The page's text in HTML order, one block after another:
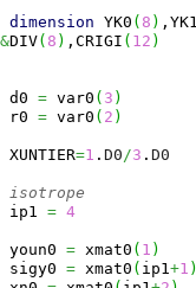
dimension YK0 ( 8 ) ,YK1
&DIV( 8 ) ,CRIGI ( 12 )
d0
= var0 ( 3 )
r0
= var0 ( 2 )
XUNTIER
=1 . D0 /3 . D0
isotrope
ip1
= 4
youn0
= xmat0 ( 1 )
sigy0
= xmat0 ( ip1 +1 )